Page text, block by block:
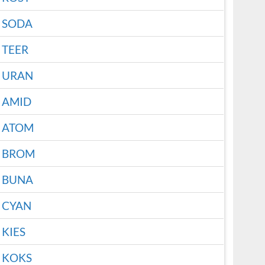
SODA
TEER
URAN
AMID
ATOM
BROM
BUNA
CYAN
KIES
KOKS